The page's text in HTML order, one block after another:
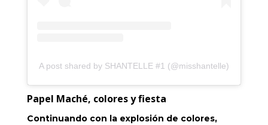
A post shared by SHANTELLE #1 (@misshantelle)
Papel Maché, colores y fiesta
Continuando con la explosión de colores,